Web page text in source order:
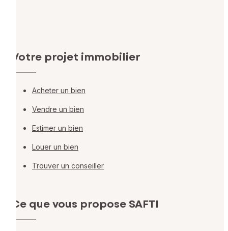
Votre projet immobilier
Acheter un bien
Vendre un bien
Estimer un bien
Louer un bien
Trouver un conseiller
Ce que vous propose SAFTI